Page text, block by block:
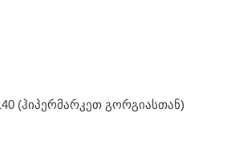
(ჰიპერმარკეთ გორგიასთან)